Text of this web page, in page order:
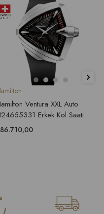
Ventura XXL Auto
Erkek Kol Saati